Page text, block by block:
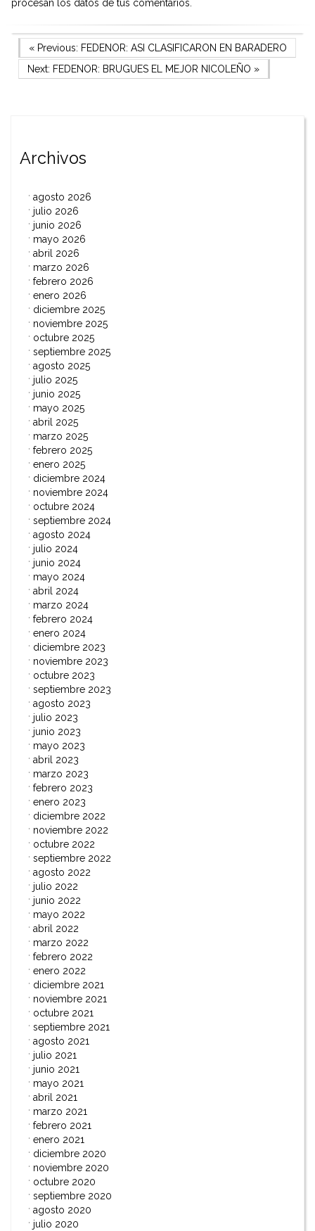
procesan los datos de tus comentarios.
Navegación
de
Previous Post
« Previous: FEDENOR: ASI CLASIFICARON EN BARADERO
Next Post
Next: FEDENOR: BRUGUES EL MEJOR NICOLEÑO »
Archivos
agosto 2026
julio 2026
junio 2026
mayo 2026
abril 2026
marzo 2026
febrero 2026
enero 2026
diciembre 2025
noviembre 2025
octubre 2025
septiembre 2025
agosto 2025
julio 2025
junio 2025
mayo 2025
abril 2025
marzo 2025
febrero 2025
enero 2025
diciembre 2024
noviembre 2024
octubre 2024
septiembre 2024
agosto 2024
julio 2024
junio 2024
mayo 2024
abril 2024
marzo 2024
febrero 2024
enero 2024
diciembre 2023
noviembre 2023
octubre 2023
septiembre 2023
agosto 2023
julio 2023
junio 2023
mayo 2023
abril 2023
marzo 2023
febrero 2023
enero 2023
diciembre 2022
noviembre 2022
octubre 2022
septiembre 2022
agosto 2022
julio 2022
junio 2022
mayo 2022
abril 2022
marzo 2022
febrero 2022
enero 2022
diciembre 2021
noviembre 2021
octubre 2021
septiembre 2021
agosto 2021
julio 2021
junio 2021
mayo 2021
abril 2021
marzo 2021
febrero 2021
enero 2021
diciembre 2020
noviembre 2020
octubre 2020
septiembre 2020
agosto 2020
julio 2020